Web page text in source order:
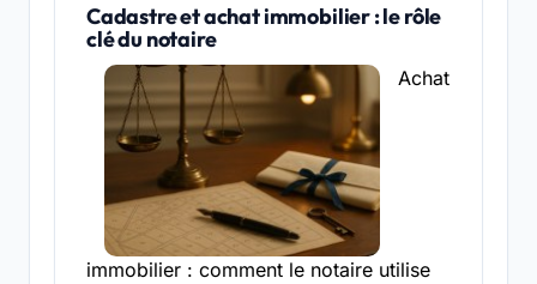
Cadastre et achat immobilier : le rôle
clé du notaire
Achat
immobilier : comment le notaire utilise